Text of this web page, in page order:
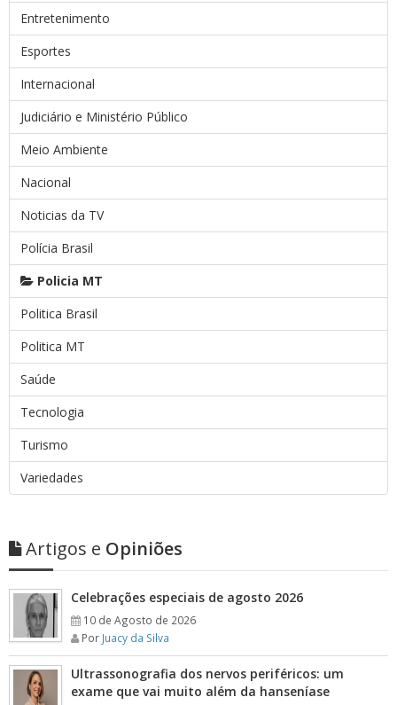
Entretenimento
Esportes
Internacional
Judiciário e Ministério Público
Meio Ambiente
Nacional
Noticias da TV
Polícia Brasil
Policia MT
Politica Brasil
Politica MT
Saúde
Tecnologia
Turismo
Variedades
Artigos e Opiniões
Celebrações especiais de agosto 2026
10 de Agosto de 2026
Por Juacy da Silva
Ultrassonografia dos nervos periféricos: um
exame que vai muito além da hanseníase